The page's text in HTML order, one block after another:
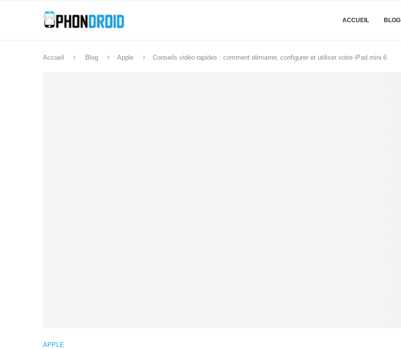
ACCUEIL BLOG
Accueil Blog Apple Conseils vidéo rapides : comment démarrer, configurer et utiliser votre iPad mini 6
APPLE